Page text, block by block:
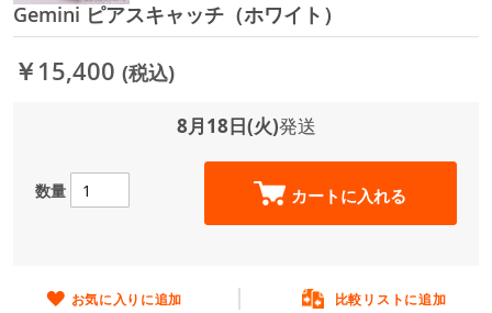
イ
メ
ー
ジ
Gemini ピアスキャッチ（ホワイト）
￥15,400 (税込)
8月18日(火)発送
数量 カートに入れる
お気に入りに追加 比較リストに追加